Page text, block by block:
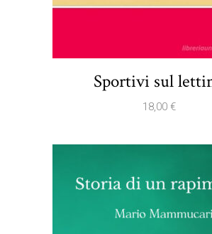
Sportivi sul
18,00 €